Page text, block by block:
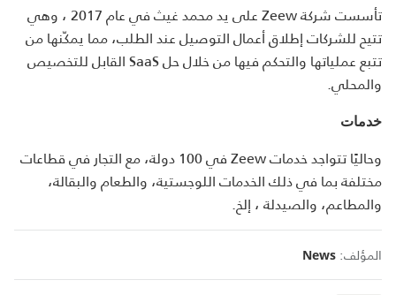
تأسست شركةZeew
على يد محمد غيث في عام 2017 ، وهي
تتيح للشركات إطلاق أعمال التوصيل عند الطلب، مما يمكّنها من
تتبع عملياتها والتحكم فيها من خلال حلSaaSالقابل للتخصيص
والمحلي.
خدمات
وحاليًا تتواجد خدماتZeew
في 100 دولة، مع التجار في قطاعات
مختلفة بما في ذلك الخدمات اللوجستية، والطعام والبقالة،
والمطاعم، والصيدلة ، إلخ.
المؤلف: News